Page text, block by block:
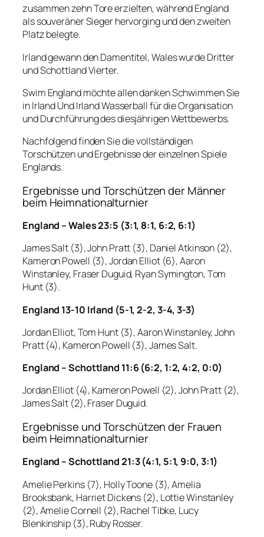
zusammen zehn Tore erzielten, während England
als souveräner Sieger hervorging und den zweiten
Platz belegte.
Irland gewann den Damentitel, Wales wurde Dritter
und Schottland Vierter.
Swim England möchte allen danken Schwimmen Sie
in Irland Und Irland Wasserball für die Organisation
und Durchführung des diesjährigen Wettbewerbs.
Nachfolgend finden Sie die vollständigen
Torschützen und Ergebnisse der einzelnen Spiele
Englands.
Ergebnisse und Torschützen der Männer
beim Heimnationalturnier
England – Wales 23:5 (3:1, 8:1, 6:2, 6:1)
James Salt (3), John Pratt (3), Daniel Atkinson (2),
Kameron Powell (3), Jordan Elliot (6), Aaron
Winstanley, Fraser Duguid, Ryan Symington, Tom
Hunt (3).
England 13-10 Irland (5-1, 2-2, 3-4, 3-3)
Jordan Elliot, Tom Hunt (3), Aaron Winstanley, John
Pratt (4), Kameron Powell (3), James Salt.
England – Schottland 11:6 (6:2, 1:2, 4:2, 0:0)
Jordan Elliot (4), Kameron Powell (2), John Pratt (2),
James Salt (2), Fraser Duguid.
Ergebnisse und Torschützen der Frauen
beim Heimnationalturnier
England – Schottland 21:3 (4:1, 5:1, 9:0, 3:1)
Amelie Perkins (7), Holly Toone (3), Amelia
Brooksbank, Harriet Dickens (2), Lottie Winstanley
(2), Amelie Cornell (2), Rachel Tibke, Lucy
Blenkinship (3), Ruby Rosser.